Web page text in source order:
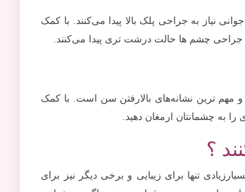
نیاز به جراحی پلک بالا پیدا می‌کنند. با کمک
جراحی چشم ها حالت درشت تری پیدا می‌کنند.
و مهم ترین نشانه‌های بالارفتن سن است. با کمک
به چشمانتان ارمغان دهید.
؟
تنها برای زیبایی و برخی دیگر نیز برای